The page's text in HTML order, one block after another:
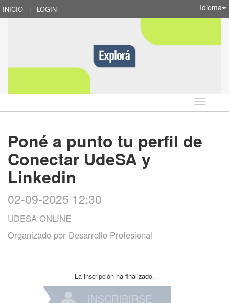
INICIO | LOGIN Idioma
Idioma
Poné a punto tu perfil de
Conectar UdeSA y
Linkedin
02-09-2025 12:30
UDESA ONLINE
Organizado por Desarrollo Profesional
La inscripción ha finalizado.
INSCRIBIRSE